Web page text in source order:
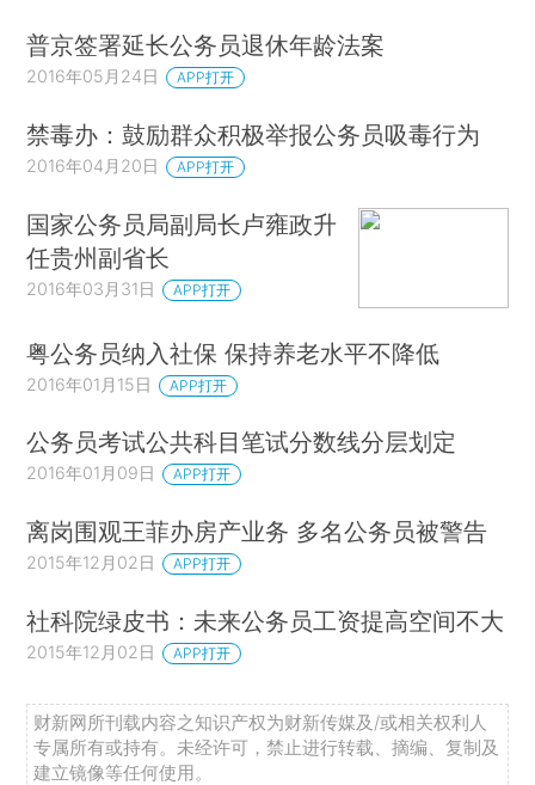
普京签署延长公务员退休年龄法案
2016年05月24日 APP打开
禁毒办：鼓励群众积极举报公务员吸毒行为
2016年04月20日 APP打开
国家公务员局副局长卢雍政升
任贵州副省长
2016年03月31日 APP打开
粤公务员纳入社保 保持养老水平不降低
2016年01月15日 APP打开
公务员考试公共科目笔试分数线分层划定
2016年01月09日 APP打开
离岗围观王菲办房产业务 多名公务员被警告
2015年12月02日 APP打开
社科院绿皮书：未来公务员工资提高空间不大
2015年12月02日 APP打开
财新网所刊载内容之知识产权为财新传媒及/或相关权利人
专属所有或持有。未经许可，禁止进行转载、摘编、复制及
建立镜像等任何使用。